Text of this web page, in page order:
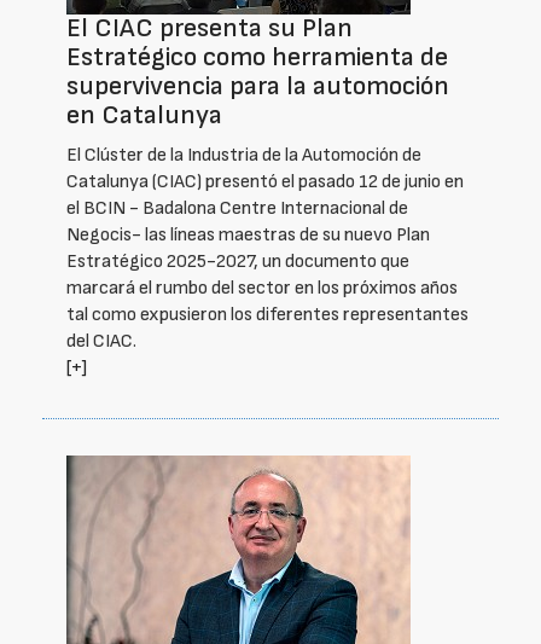
El CIAC presenta su Plan
Estratégico como herramienta de
supervivencia para la automoción
en Catalunya
El Clúster de la Industria de la Automoción de
Catalunya (CIAC) presentó el pasado 12 de junio en
el BCIN - Badalona Centre Internacional de
Negocis- las líneas maestras de su nuevo Plan
Estratégico 2025-2027, un documento que
marcará el rumbo del sector en los próximos años
tal como expusieron los diferentes representantes
del CIAC.
[+]